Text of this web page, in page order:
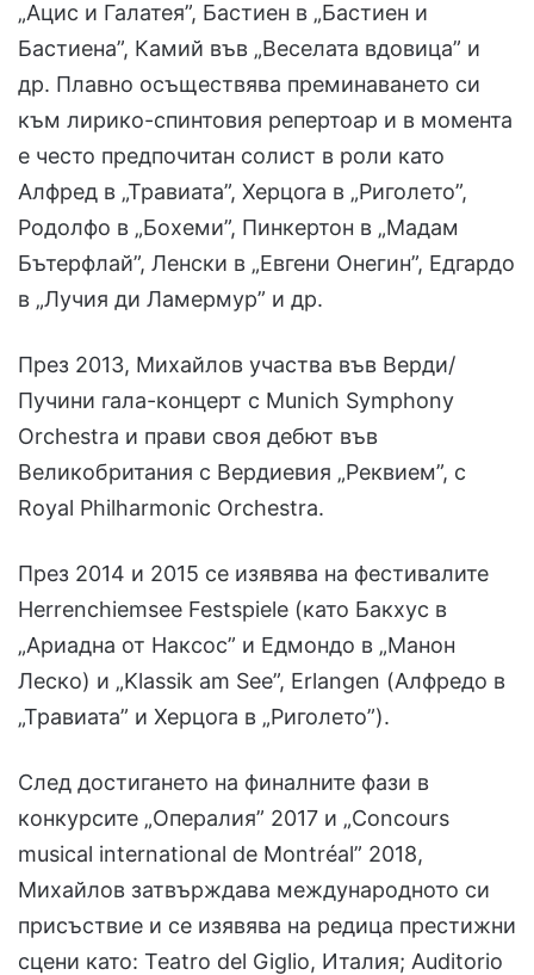
„Ацис и Галатея”, Бастиен в „Бастиен и
Бастиена”, Камий във „Веселата вдовица” и
др. Плавно осъществява преминаването си
към лирико-спинтовия репертоар и в момента
е често предпочитан солист в роли като
Алфред в „Травиата”, Херцога в „Риголето”,
Родолфо в „Бохеми”, Пинкертон в „Мадам
Бътерфлай”, Ленски в „Евгени Онегин”, Едгардо
в „Лучия ди Ламермур” и др.
През 2013, Михайлов участва във Верди/
Пучини гала-концерт с Munich Symphony
Orchestra и прави своя дебют във
Великобритания с Вердиевия „Реквием”, с
Royal Philharmonic Orchestra.
През 2014 и 2015 се изявява на фестивалите
Herrenchiemsee Festspiele (като Бакхус в
„Ариадна от Наксос” и Едмондо в „Манон
Леско) и „Klassik am See”, Erlangen (Алфредо в
„Травиата” и Херцога в „Риголето”).
След достигането на финалните фази в
конкурсите „Опералия” 2017 и „Concours
musical international de Montréal” 2018,
Михайлов затвърждава международното си
присъствие и се изявява на редица престижни
сцени като: Teatro del Giglio, Италия; Auditorio